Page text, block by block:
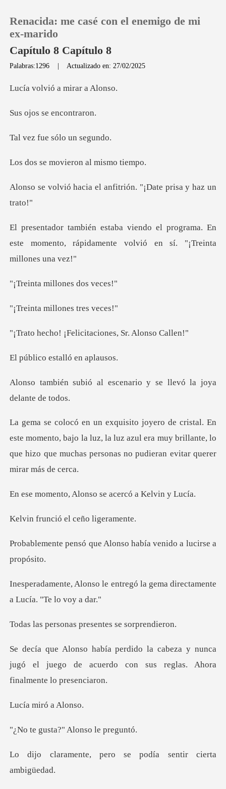
Historia
Salir
Instalar APP
Renacida: me casé con el enemigo de mi
ex-marido
Capítulo 8 Capítulo 8
Palabras:1296 | Actualizado en: 27/02/2025
ió a mirar
se enco
ue sólo u
ovieron al m
el anfitrión. "¡Date
programa. En
este momento, rápidamente v
millones d
millones t
elicitaciones, Sr
estalló e
escenario y se llevó l
mento, bajo la luz, la luz azul era muy brillante, lo
que hizo
Alonso se acercó
ció el ceño
e Alonso había venido
entregó la gema directament
nas presentes s
a y nunca
jugó el juego de acuerdo con sus
miró a
ta?" Alonso
pero se podía sent